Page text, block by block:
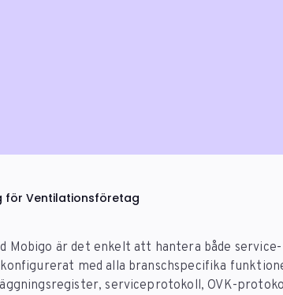
för Ventilationsföretag
Mobigo är det enkelt att hantera både
med alla branschspecifika
serviceprotokoll, OVK-